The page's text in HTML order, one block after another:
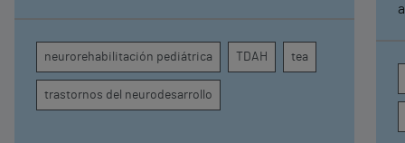
atención, la regulación emocional y la
conducta
neurorehabilitación pediátrica TDAH tea
trastornos del neurodesarrollo